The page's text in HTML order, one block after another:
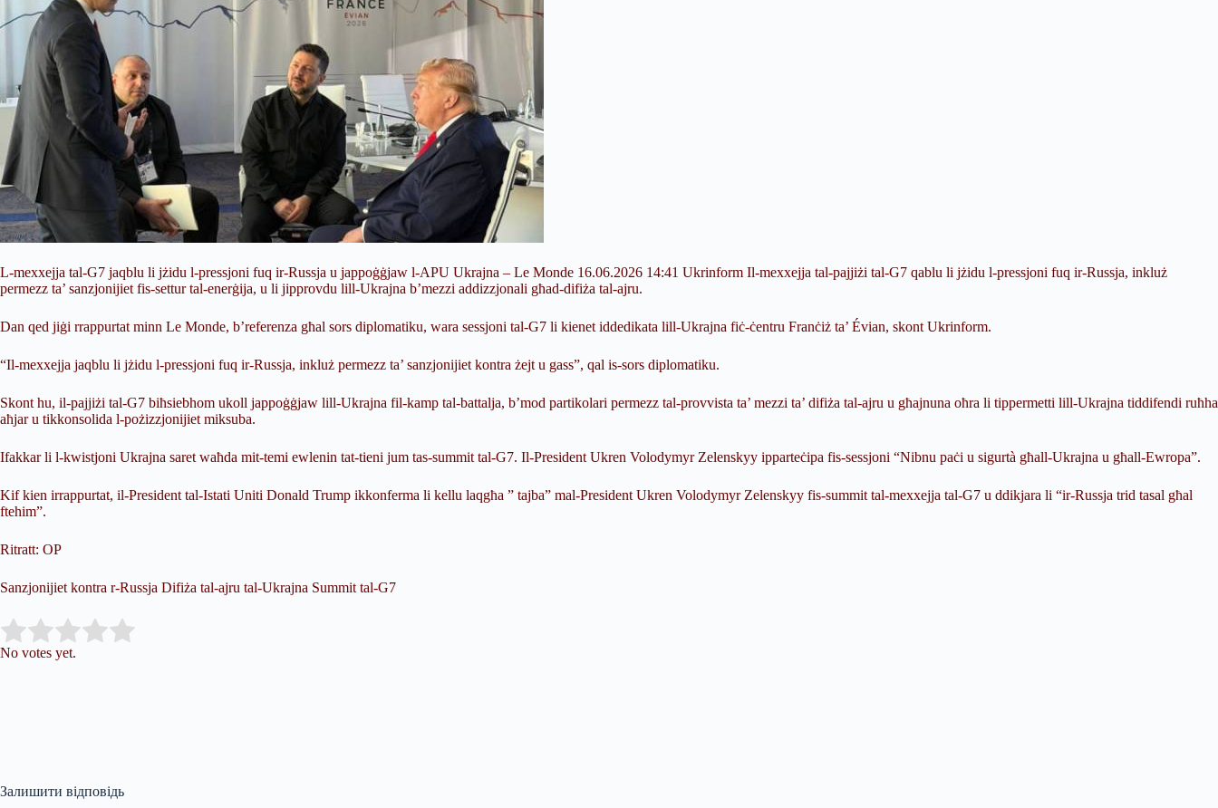
L-mexxejja tal-G7 jaqblu li jżidu l-pressjoni fuq ir-Russja u jappoġġjaw l-APU Ukrajna – Le Monde 16.06.2026 14:41 Ukrinform Il-mexxejja tal-pajjiżi tal-G7 qablu li jżidu l-pressjoni fuq ir-Russja, inkluż
permezz ta’ sanzjonijiet fis-settur tal-enerġija, u li jipprovdu lill-Ukrajna b’mezzi addizzjonali għad-difiża tal-ajru.
Dan qed jiġi rrappurtat minn Le Monde, b’referenza għal sors diplomatiku, wara sessjoni tal-G7 li kienet iddedikata lill-Ukrajna fiċ-ċentru Franċiż ta’ Évian, skont Ukrinform.
“Il-mexxejja jaqblu li jżidu l-pressjoni fuq ir-Russja, inkluż permezz ta’ sanzjonijiet kontra żejt u gass”, qal is-sors diplomatiku.
Skont hu, il-pajjiżi tal-G7 biħsiebhom ukoll jappoġġjaw lill-Ukrajna fil-kamp tal-battalja, b’mod partikolari permezz tal-provvista ta’ mezzi ta’ difiża tal-ajru u għajnuna oħra li tippermetti lill-Ukrajna tiddifendi ruħha
aħjar u tikkonsolida l-pożizzjonijiet miksuba.
Ifakkar li l-kwistjoni Ukrajna saret waħda mit-temi ewlenin tat-tieni jum tas-summit tal-G7. Il-President Ukren Volodymyr Zelenskyy ipparteċipa fis-sessjoni “Nibnu paċi u sigurtà għall-Ukrajna u għall-Ewropa”.
Kif kien irrappurtat, il-President tal-Istati Uniti Donald Trump ikkonferma li kellu laqgħa ” tajba” mal-President Ukren Volodymyr Zelenskyy fis-summit tal-mexxejja tal-G7 u ddikjara li “ir-Russja trid tasal għal
ftehim”.
Ritratt: OP
Sanzjonijiet kontra r-Russja Difiża tal-ajru tal-Ukrajna Summit tal-G7
Rate this item:
No votes yet.
Залишити відповідь